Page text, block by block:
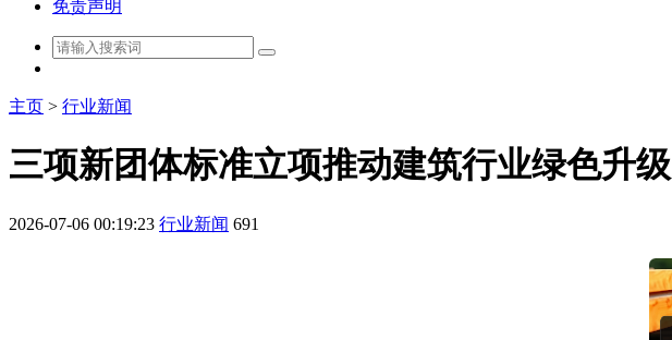
免责声明
主页 > 行业新闻
三项新团体标准立项推动建筑行业绿色升级
2026-07-06 00:19:23 行业新闻 691